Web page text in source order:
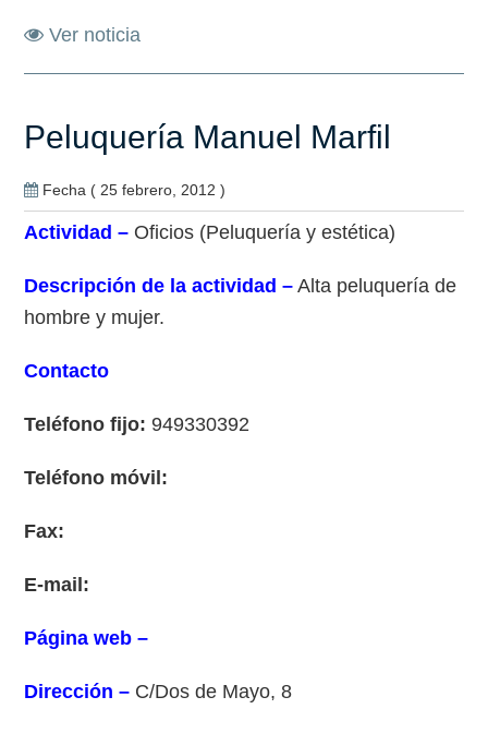
Ver noticia
Peluquería Manuel Marfil
Fecha ( 25 febrero, 2012 )
Actividad – Oficios (Peluquería y estética)
Descripción de la actividad – Alta peluquería de
hombre y mujer.
Contacto
Teléfono fijo: 949330392
Teléfono móvil:
Fax:
E-mail:
Página web –
Dirección – C/Dos de Mayo, 8